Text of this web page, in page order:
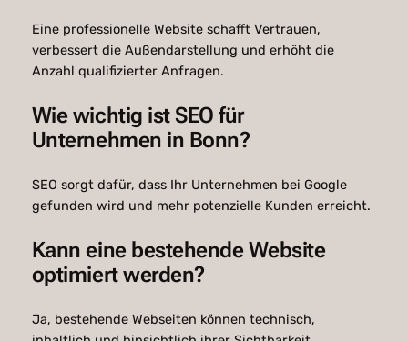
Eine professionelle Website schafft Vertrauen,
verbessert die Außendarstellung und erhöht die
Anzahl qualifizierter Anfragen.
Wie wichtig ist SEO für
Unternehmen in Bonn?
SEO sorgt dafür, dass Ihr Unternehmen bei Google
gefunden wird und mehr potenzielle Kunden erreicht.
Kann eine bestehende Website
optimiert werden?
Ja, bestehende Webseiten können technisch,